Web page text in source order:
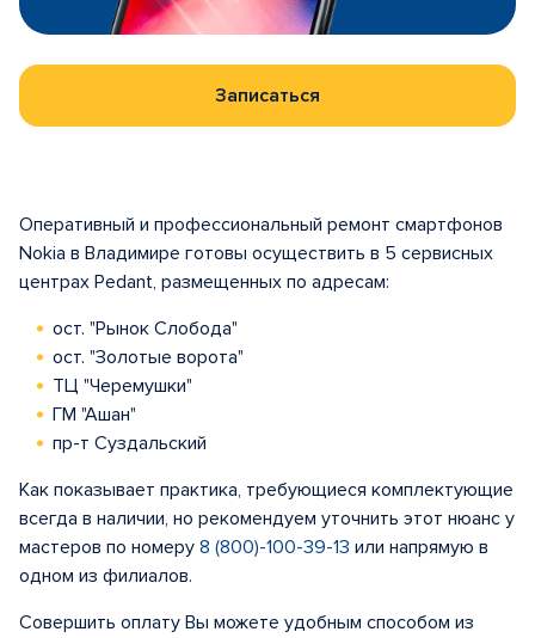
Записаться
Оперативный и профессиональный ремонт смартфонов
Nokia в Владимире готовы осуществить в 5 сервисных
центрах Pedant, размещенных по адресам:
ост. "Рынок Слобода"
ост. "Золотые ворота"
ТЦ "Черемушки"
ГМ "Ашан"
пр-т Суздальский
Как показывает практика, требующиеся комплектующие
всегда в наличии, но рекомендуем уточнить этот нюанс у
мастеров по номеру 8 (800)-100-39-13 или напрямую в
одном из филиалов.
Совершить оплату Вы можете удобным способом из